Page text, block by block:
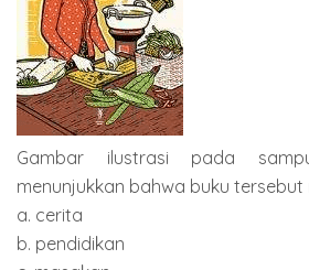
Gambar ilustrasi pada
menunjukkan bahwa buku tersebut
a. cerita
b. pendidikan